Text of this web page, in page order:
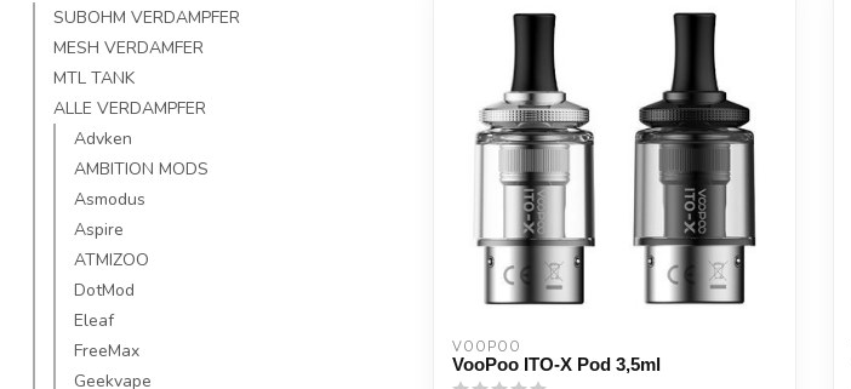
SUBOHM VERDAMPFER
MESH VERDAMFER
MTL TANK
ALLE VERDAMPFER
Advken
AMBITION MODS
Asmodus
Aspire
ATMIZOO
DotMod
Eleaf
FreeMax
Geekvape
VOOPOO
VooPoo ITO-X Pod 3,5ml